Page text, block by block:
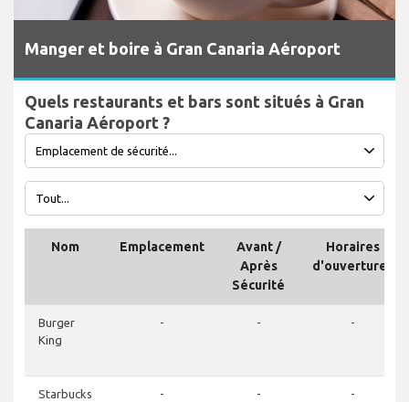
Manger et boire à Gran Canaria Aéroport
Quels restaurants et bars sont situés à Gran
Canaria Aéroport ?
Nom Emplacement
Avant /
Après
Sécurité
Horaires
d'ouvertures
Burger
King
- - -
Starbucks - - -